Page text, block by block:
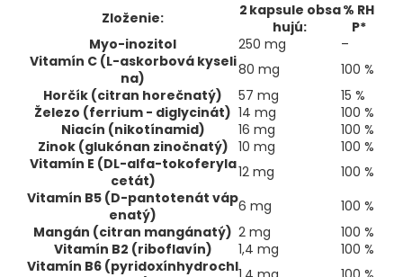
mindfulness rodičia. Aktívni, všímaví a úprimne milujúci ľudia,
ktorí žijú pre svoje deti tu a teraz. Pretože šťastné detstvo
začína spokojným rodičovstvom.
Zloženie:
2 kapsule obsa
hujú:
% RH
P*
Myo-inozitol
250 mg
–
Vitamín C (L-askorbová kyseli
na)
80 mg
100 %
Horčík (citran horečnatý)
57 mg
15 %
Železo (ferrium - diglycinát) 14 mg
100 %
Niacín (nikotínamid)
16 mg
100 %
Zinok (glukónan zinočnatý) 10 mg
100 %
Vitamín E (DL-alfa-tokoferyla
cetát)
12 mg
100 %
Vitamín B5 (D-pantotenát váp
enatý)
6 mg
100 %
Mangán (citran mangánatý) 2 mg
100 %
Vitamín B2 (riboflavín)
1,4 mg
100 %
Vitamín B6 (pyridoxínhydrochl